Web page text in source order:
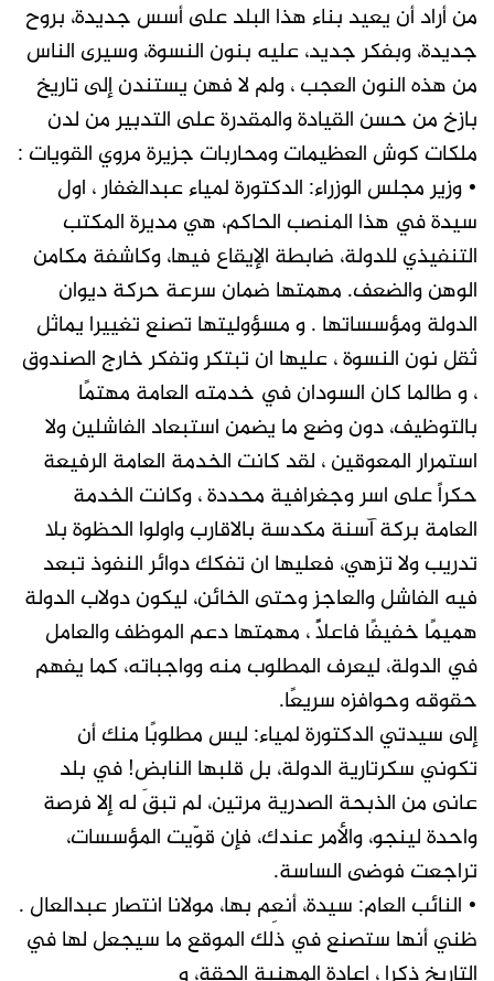
من أراد أن يعيد بناء هذا البلد على أسس جديدة، بروح
جديدة، وبفكر جديد، عليه بنون النسوة، وسيرى الناس
من هذه النون العجب ، ولم لا فهن يستندن إلى تاريخ
بازخ من حسن القيادة والمقدرة على التدبير من لدن
ملكات كوش العظيمات ومحاربات جزيرة مروي القويات :
• وزير مجلس الوزراء: الدكتورة لمياء عبدالغفار ، اول
سيدة في هذا المنصب الحاكم، هي مديرة المكتب
التنفيذي للدولة، ضابطة الإيقاع فيها، وكاشفة مكامن
الوهن والضعف. مهمتها ضمان سرعة حركة ديوان
الدولة ومؤسساتها . و مسؤوليتها تصنع تغييرا يماثل
ثقل نون النسوة ، عليها ان تبتكر وتفكر خارج الصندوق
، و طالما كان السودان في خدمته العامة مهتمًا
بالتوظيف، دون وضع ما يضمن استبعاد الفاشلين ولا
استمرار المعوقين ، لقد كانت الخدمة العامة الرفيعة
حكراً على اسر وجغرافية محددة ، وكانت الخدمة
العامة بركة آسنة مكدسة بالاقارب واولوا الحظوة بلا
تدريب ولا تزهي، فعليها ان تفكك دوائر النفوذ تبعد
فيه الفاشل والعاجز وحتى الخائن، ليكون دولاب الدولة
هميمًا خفيفًا فاعلاًً ، مهمتها دعم الموظف والعامل
في الدولة، ليعرف المطلوب منه وواجباته، كما يفهم
حقوقه وحوافزه سريعًا.
إلى سيدتي الدكتورة لمياء: ليس مطلوبًا منك أن
تكوني سكرتارية الدولة، بل قلبها النابض! في بلد
عانى من الذبحة الصدرية مرتين، لم تبقَ له إلا فرصة
واحدة لينجو، والأمر عندك، فإن قوّيت المؤسسات،
تراجعت فوضى الساسة.
• النائب العام: سيدة، أنعِم بها، مولانا انتصار عبدالعال .
ظني أنها ستصنع في ذلك الموقع ما سيجعل لها في